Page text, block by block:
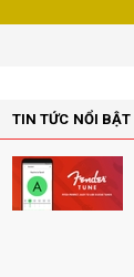
TIN TỨC NỔI BẬT